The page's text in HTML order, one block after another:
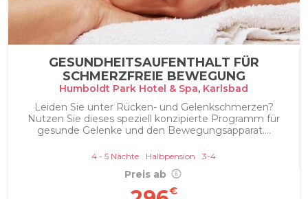
GESUNDHEITSAUFENTHALT FÜR
SCHMERZFREIE BEWEGUNG
Humboldt Park Hotel & Spa, Karlsbad
Leiden Sie unter Rücken- und Gelenkschmerzen?
Nutzen Sie dieses speziell konzipierte Programm für
gesunde Gelenke und den Bewegungsapparat....
4 - 5 Nächte Halbpension 3-4
Preis ab
€